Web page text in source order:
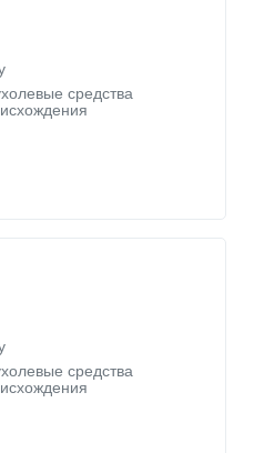
средства
средства